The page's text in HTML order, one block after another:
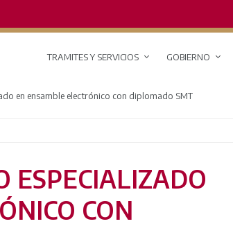
TRAMITES Y SERVICIOS GOBIERNO
en ensamble electrónico con diplomado SMT
ESPECIALIZADO
CON